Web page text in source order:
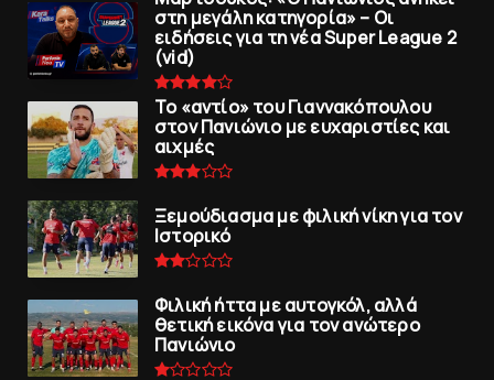
στη μεγάλη κατηγορία» – Οι
ειδήσεις για τη νέα Super League 2
(vid)
To «αντίο» του Γιαννακόπουλου
στον Πανιώνιο με ευχαριστίες και
αιχμές
Ξεμούδιασμα με φιλική νίκη για τoν
Iστορικό
Φιλική ήττα με αυτογκόλ, αλλά
θετική εικόνα για τον ανώτερo
Πανιώνιo